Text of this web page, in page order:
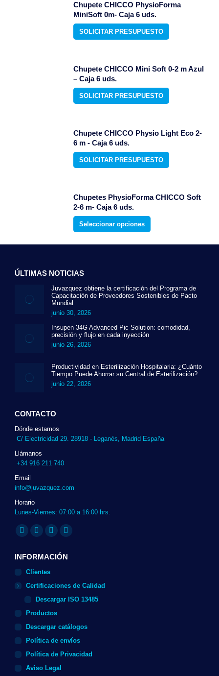
Chupete CHICCO PhysioForma
MiniSoft 0m- Caja 6 uds.
SOLICITAR PRESUPUESTO
Chupete CHICCO Mini Soft 0-2 m Azul
– Caja 6 uds.
SOLICITAR PRESUPUESTO
Chupete CHICCO Physio Light Eco 2-
6 m - Caja 6 uds.
SOLICITAR PRESUPUESTO
Chupetes PhysioForma CHICCO Soft
2-6 m- Caja 6 uds.
Seleccionar opciones
Este
producto
se
pueden
la
ÚLTIMAS NOTICIAS
Juvazquez obtiene la certificación del Programa de
Capacitación de Proveedores Sostenibles de Pacto
Mundial
junio 30, 2026
Insupen 34G Advanced Pic Solution: comodidad,
precisión y flujo en cada inyección
junio 26, 2026
Productividad en Esterilización Hospitalaria: ¿Cuánto
Tiempo Puede Ahorrar su Central de Esterilización?
junio 22, 2026
CONTACTO
Dónde estamos
C/ Electricidad 29. 28918 - Leganés, Madrid España
Llámanos
+34 916 211 740
Email
info@juvazquez.com
Horario
Lunes-Viernes: 07:00 a 16:00 hrs.
Encuéntranos en:
Twitter
opens
in
new
window
Linkedin
opens
in
new
window
Instagram
opens
new
window
Whatsapp
opens
new
window
INFORMACIÓN
Clientes
Certificaciones de Calidad
Descargar ISO 13485
Productos
Descargar catálogos
Política de envíos
Política de Privacidad
Aviso Legal